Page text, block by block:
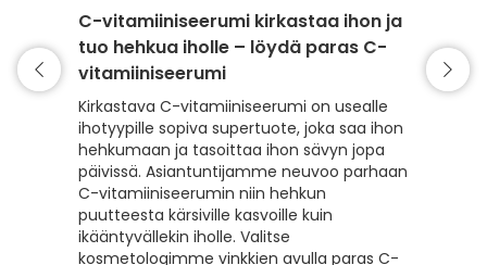
C-vitamiiniseerumi kirkastaa ihon ja
tuo hehkua iholle – löydä paras C-
vitamiiniseerumi
Kirkastava C-vitamiiniseerumi on usealle
ihotyypille sopiva supertuote, joka saa ihon
hehkumaan ja tasoittaa ihon sävyn jopa
päivissä. Asiantuntijamme neuvoo parhaan
C-vitamiiniseerumin niin hehkun
puutteesta kärsiville kasvoille kuin
ikääntyvällekin iholle. Valitse
kosmetologimme vinkkien avulla paras C-
–